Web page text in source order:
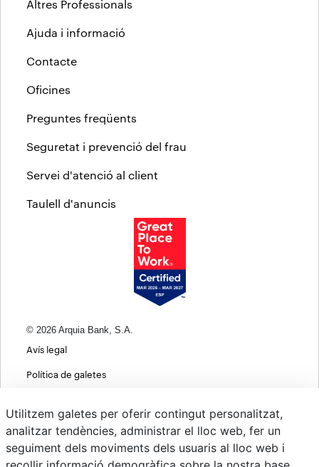
Altres Professionals
Ajuda i informació
Contacte
Oficines
Preguntes freqüents
Seguretat i prevenció del frau
Servei d'atenció al client
Taulell d'anuncis
© 2026 Arquia Bank, S.A.
Avís legal
Política de galetes
Política de privacitat web
MIFID
Utilitzem galetes per oferir contingut personalitzat,
analitzar tendències, administrar el lloc web, fer un
seguiment dels moviments dels usuaris al lloc web i